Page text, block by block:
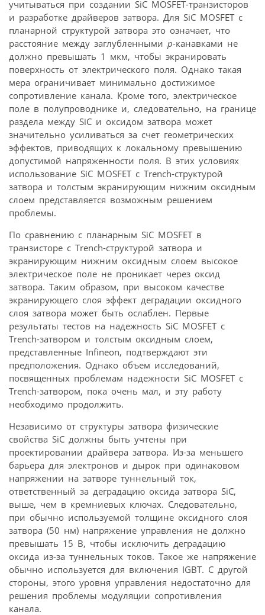
учитываться при создании SiC MOSFET-транзисторов
и разработке драйверов затвора. Для SiC MOSFET с
планарной структурой затвора это означает, что
расстояние между заглубленными p-канавками не
должно превышать 1 мкм, чтобы экранировать
поверхность от электрического поля. Однако такая
мера ограничивает минимально достижимое
сопротивление канала. Кроме того, электрическое
поле в полупроводнике и, следовательно, на границе
раздела между SiC и оксидом затвора может
значительно усиливаться за счет геометрических
эффектов, приводящих к локальному превышению
допустимой напряженности поля. В этих условиях
использование SiC MOSFET с Trench-структурой
затвора и толстым экранирующим нижним оксидным
слоем представляется возможным решением
проблемы.
По сравнению с планарным SiC MOSFET в
транзисторе с Trench-структурой затвора и
экранирующим нижним оксидным слоем высокое
электрическое поле не проникает через оксид
затвора. Таким образом, при высоком качестве
экранирующего слоя эффект деградации оксидного
слоя затвора может быть ослаблен. Первые
результаты тестов на надежность SiC MOSFET с
Trench-затвором и толстым оксидным слоем,
представленные Infineon, подтверждают эти
предположения. Однако объем исследований,
посвященных проблемам надежности SiC MOSFET с
Trench-затвором, пока очень мал, и эту работу
необходимо продолжить.
Независимо от структуры затвора физические
свойства SiC должны быть учтены при
проектировании драйвера затвора. Из-за меньшего
барьера для электронов и дырок при одинаковом
напряжении на затворе туннельный ток,
ответственный за деградацию оксида затвора SiC,
выше, чем в кремниевых ключах. Следовательно,
при обычно используемой толщине оксидного слоя
затвора (50 нм) напряжение управления не должно
превышать 15 В, чтобы исключить деградацию
оксида из-за туннельных токов. Такое же напряжение
обычно используется для включения IGBT. С другой
стороны, этого уровня управления недостаточно для
решения проблемы модуляции сопротивления
канала.